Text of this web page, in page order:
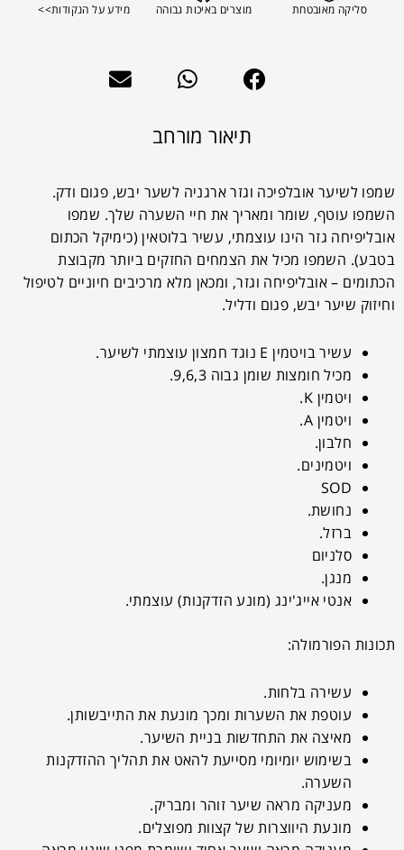
סליקה מאובטחת מוצרים באיכות גבוהה מידע על הנקודות>>
תיאור מורחב
שמפו לשיער אובלפיכה וגזר ארגניה לשער יבש, פגום ודק.
השמפו עוטף, שומר ומאריך את חיי השערה שלך. שמפו
אובליפיחה גזר הינו עוצמתי, עשיר בלוטאין (כימיקל הכתום
בטבע). השמפו מכיל את הצמחים החזקים ביותר מקבוצת
הכתומים – אובליפיחה וגזר, ומכאן מלא מרכיבים חיוניים לטיפול
וחיזוק שיער יבש, פגום ודליל.
עשיר בויטמין E נוגד חמצון עוצמתי לשיער.
מכיל חומצות שומן גבוה 9,6,3.
ויטמין K.
ויטמין A.
חלבון.
ויטמינים.
SOD
נחושת.
ברזל.
סלניום
מנגן.
אנטי אייג'ינג (מונע הזדקנות) עוצמתי.
תכונות הפורמולה:
עשירה בלחות.
עוטפת את השערות ומכך מונעת את התייבשותן.
מאיצה את התחדשות בניית השיער.
בשימוש יומיומי מסייעת להאט את תהליך ההזדקנות
השערה.
מעניקה מראה שיער זוהר ומבריק.
מונעת היווצרות של קצוות מפוצלים.